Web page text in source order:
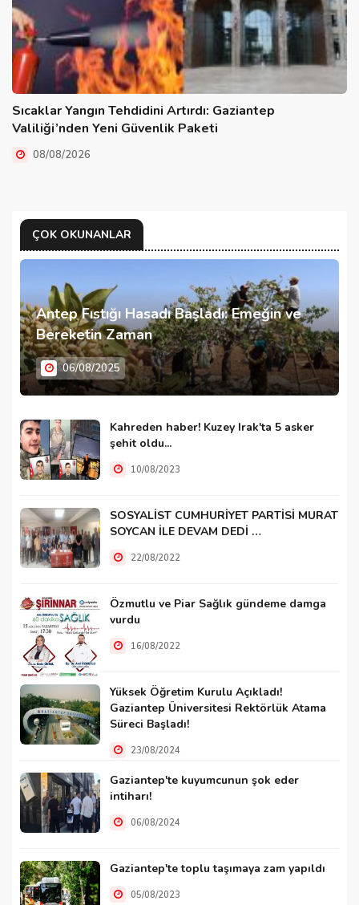
Sıcaklar Yangın Tehdidini Artırdı: Gaziantep
Valiliği’nden Yeni Güvenlik Paketi
08/08/2026
ÇOK OKUNANLAR
Antep Fıstığı Hasadı Başladı: Emeğin ve
Bereketin Zaman
06/08/2025
Kahreden haber! Kuzey Irak'ta 5 asker
şehit oldu...
10/08/2023
SOSYALİST CUMHURİYET PARTİSİ MURAT
SOYCAN İLE DEVAM DEDİ …
22/08/2022
Özmutlu ve Piar Sağlık gündeme damga
vurdu
16/08/2022
Yüksek Öğretim Kurulu Açıkladı!
Gaziantep Üniversitesi Rektörlük Atama
Süreci Başladı!
23/08/2024
Gaziantep'te kuyumcunun şok eder
intiharı!
06/08/2024
Gaziantep'te toplu taşımaya zam yapıldı
05/08/2023